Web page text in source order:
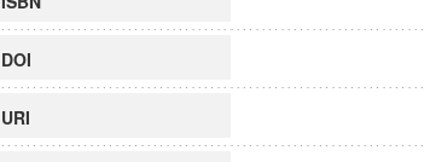
DOI
URI